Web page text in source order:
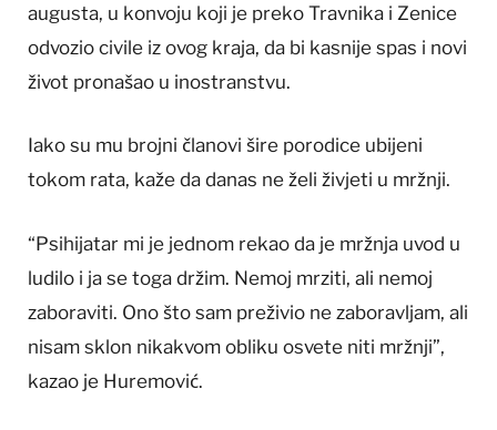
augusta, u konvoju koji je preko Travnika i Zenice
odvozio civile iz ovog kraja, da bi kasnije spas i novi
život pronašao u inostranstvu.
Iako su mu brojni članovi šire porodice ubijeni
tokom rata, kaže da danas ne želi živjeti u mržnji.
“Psihijatar mi je jednom rekao da je mržnja uvod u
ludilo i ja se toga držim. Nemoj mrziti, ali nemoj
zaboraviti. Ono što sam preživio ne zaboravljam, ali
nisam sklon nikakvom obliku osvete niti mržnji”,
kazao je Huremović.